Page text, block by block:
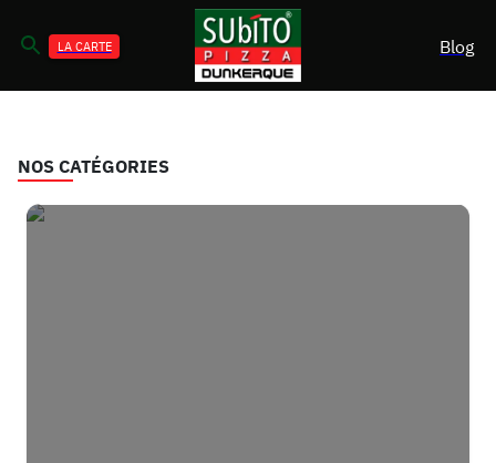
LA CARTE Blog
NOS CATÉGORIES